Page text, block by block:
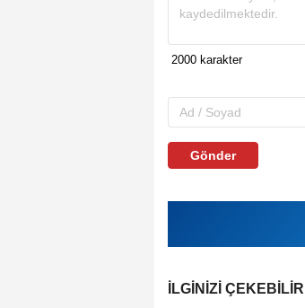
Gönder
İLGINIZI ÇEKEBILIR